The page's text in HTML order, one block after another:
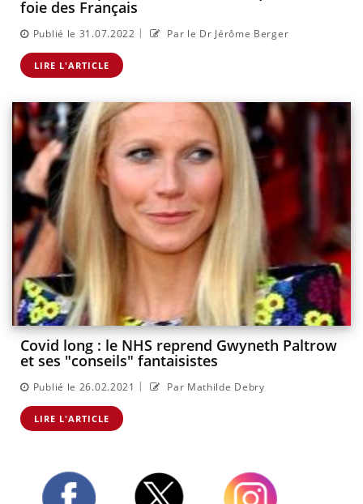
foie des Français
Publié le 31.07.2022 | Par le Dr Jérôme Berger
LIRE L'ARTICLE
Covid long : le NHS reprend Gwyneth Paltrow
et ses "conseils" fantaisistes
Publié le 26.02.2021 | Par Mathilde Debry
LIRE L'ARTICLE